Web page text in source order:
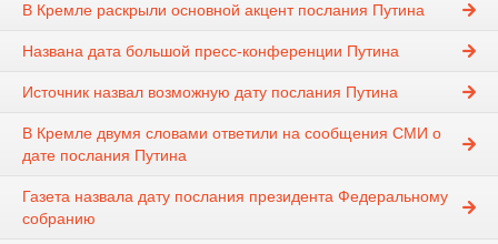
В Кремле раскрыли основной акцент послания Путина
Названа дата большой пресс-конференции Путина
Источник назвал возможную дату послания Путина
В Кремле двумя словами ответили на сообщения СМИ о
дате послания Путина
Газета назвала дату послания президента Федеральному
собранию